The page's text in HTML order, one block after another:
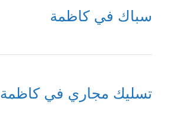
سباك في كاظمة
تسليك مجاري في كاظمة